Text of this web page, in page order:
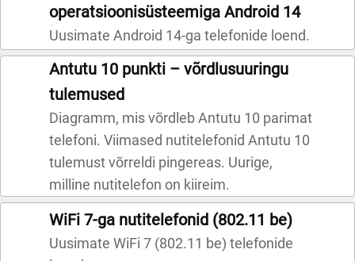
operatsioonisüsteemiga Android 14
Uusimate Android 14-ga telefonide loend.
Antutu 10 punkti – võrdlusuuringu
tulemused
Diagramm, mis võrdleb Antutu 10 parimat
telefoni. Viimased nutitelefonid Antutu 10
tulemust võrreldi pingereas. Uurige,
milline nutitelefon on kiireim.
WiFi 7-ga nutitelefonid (802.11 be)
Uusimate WiFi 7 (802.11 be) telefonide